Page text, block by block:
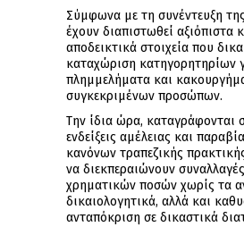
Σύμφωνα με τη συνέντευξη
έχουν διαπιστωθεί αξιόπιστα
αποδεικτικά στοιχεία που
καταχώριση κατηγορητηρίων
πλημμελήματα και
συγκεκριμένων προσώπων.
Την ίδια ώρα, καταγράφονται
ενδείξεις αμέλειας και
κανόνων τραπεζικής
να διεκπεραιώνουν
χρηματικών ποσών χωρίς τα
δικαιολογητικά, αλλά και
ανταπόκριση σε δικαστικά